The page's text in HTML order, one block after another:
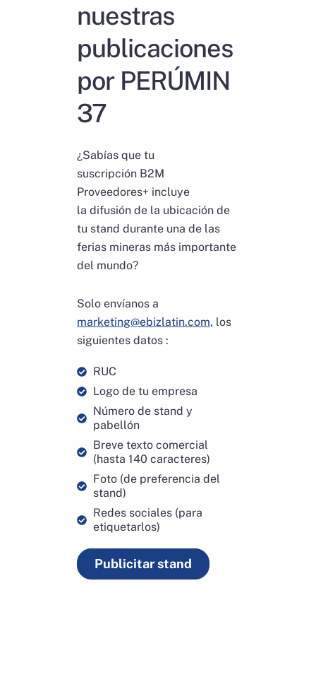
nuestras
publicaciones
por PERÚMIN
37
¿Sabías que tu
suscripción B2M
Proveedores+ incluye
la difusión de la ubicación de
tu stand durante una de las
ferias mineras más importante
del mundo?
Solo envíanos a
marketing@ebizlatin.com, los
siguientes datos :
RUC
Logo de tu empresa
Número de stand y
pabellón
Breve texto comercial
(hasta 140 caracteres)
Foto (de preferencia del
stand)
Redes sociales (para
etiquetarlos)
Publicitar stand